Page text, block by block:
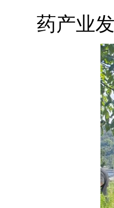
药产业